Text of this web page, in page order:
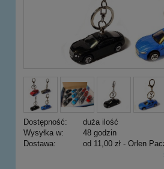
Dostępność:
duża ilość
Wysyłka w:
48 godzin
Dostawa:
od 11,00 zł - Orlen
Cena nie zawiera ewentualnych